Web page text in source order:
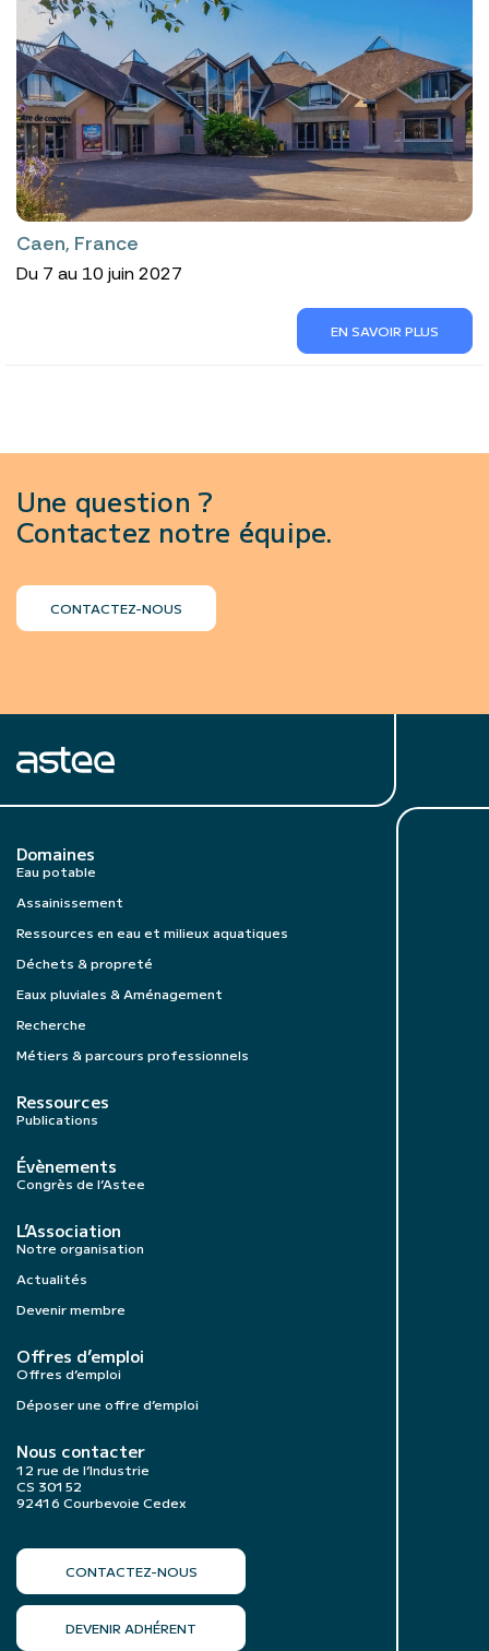
Caen, France
Du 7 au 10 juin 2027
EN SAVOIR PLUS
Une question ?
Contactez notre équipe.
CONTACTEZ-NOUS
Domaines
Eau potable
Assainissement
Ressources en eau et milieux aquatiques
Déchets & propreté
Eaux pluviales & Aménagement
Recherche
Métiers & parcours professionnels
Ressources
Publications
Évènements
Congrès de l’Astee
L’Association
Notre organisation
Actualités
Devenir membre
Offres d’emploi
Offres d’emploi
Déposer une offre d’emploi
Nous contacter
12 rue de l’Industrie
CS 30152
92416 Courbevoie Cedex
CONTACTEZ-NOUS
DEVENIR ADHÉRENT